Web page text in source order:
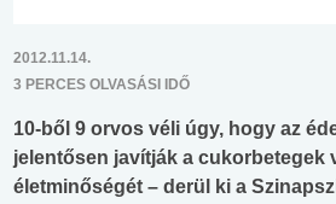
2012.11.14.
3 PERCES OLVASÁSI IDŐ
10-ből 9 orvos véli úgy, hogy az
jelentősen javítják a cukorbetegek
életminőségét – derül ki a